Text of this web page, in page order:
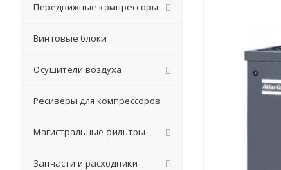
Передвижные компрессоры
Винтовые блоки
Осушители воздуха
Ресиверы для компрессоров
Магистральные фильтры
Запчасти и расходники